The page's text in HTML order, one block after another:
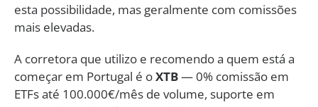
esta possibilidade, mas geralmente com comissões
mais elevadas.
A corretora que utilizo e recomendo a quem está a
começar em Portugal é oXTB— 0% comissão em
ETFs até 100.000€/mês de volume, suporte em